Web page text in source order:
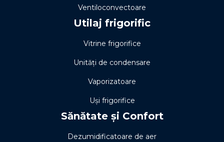
Ventiloconvectoare
Utilaj frigorific
Vitrine frigorifice
Unități de condensare
Vaporizatoare
Uși frigorifice
Sănătate și Confort
Dezumidificatoare de aer